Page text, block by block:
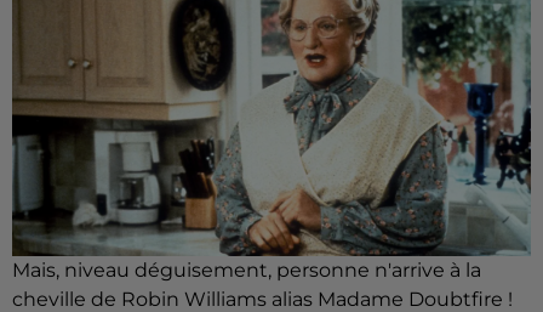
Mais, niveau déguisement, personne n'arrive à la
cheville de Robin Williams alias Madame Doubtfire !